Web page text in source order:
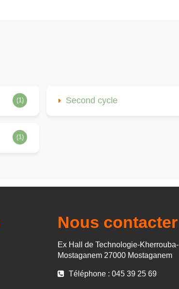
(1) Second cycle
(1)
Nous contacter
Ex Hall de Technologie-Kherrouba-
Mostaganem 27000 Mostaganem
Téléphone : 045 39 25 69